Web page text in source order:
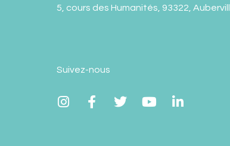
5, cours des Humanités, 93322,
Suivez-nous